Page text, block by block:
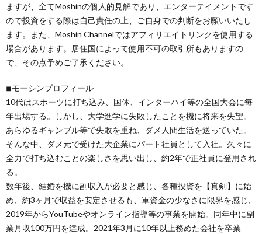
ますが、全てMoshinの個人的見解であり、エンターテイメントです
ので投資をする際は自己責任の上、ご自身での判断をお願いいたし
ます。また、Moshin Channelではアフィリエイトリンクを使用する
場合があります。居住国によって使用不可の取引所もありますの
で、その点予めご了承ください。
◾︎モーシンプロフィール
10代はスポーツに打ち込み、国体、インターハイ等の全国大会に毎
年出場する。しかし、大学進学に失敗したことを機に将来を失望。
あらゆるギャンブル等で失敗を重ね、ダメ人間生活を送っていた。
そんな中、ダメ元で受けた大企業にパート社員として入社。久々に
全力で打ち込むことの楽しさを思い出し、約2年で正社員に登用され
る。
数年後、結婚を機に副収入が必要と感じ、各種投資を【真剣】に始
め、約3ヶ月で収益を安定させるも、軍資金の少なさに限界を感じ、
2019年からYouTubeやオンライン指導等の事業を開始。同年中に副
業月収100万円を達成。2021年3月に10年以上務めた会社を卒業